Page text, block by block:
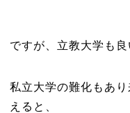
ですが、立教大学も良
私立大学の難化もあ
えると、